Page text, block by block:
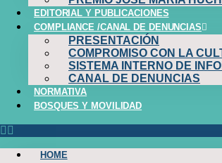
EDITORIAL Y PUBLICACIONES
COMPLIANCE /CANAL DE DENUNCIAS
PRESENTACIÓN
COMPROMISO CON LA
SISTEMA INTERNO DE
CANAL DE DENUNCIAS
NORMATIVA
BOSQUES Y MOVILIDAD
HOME